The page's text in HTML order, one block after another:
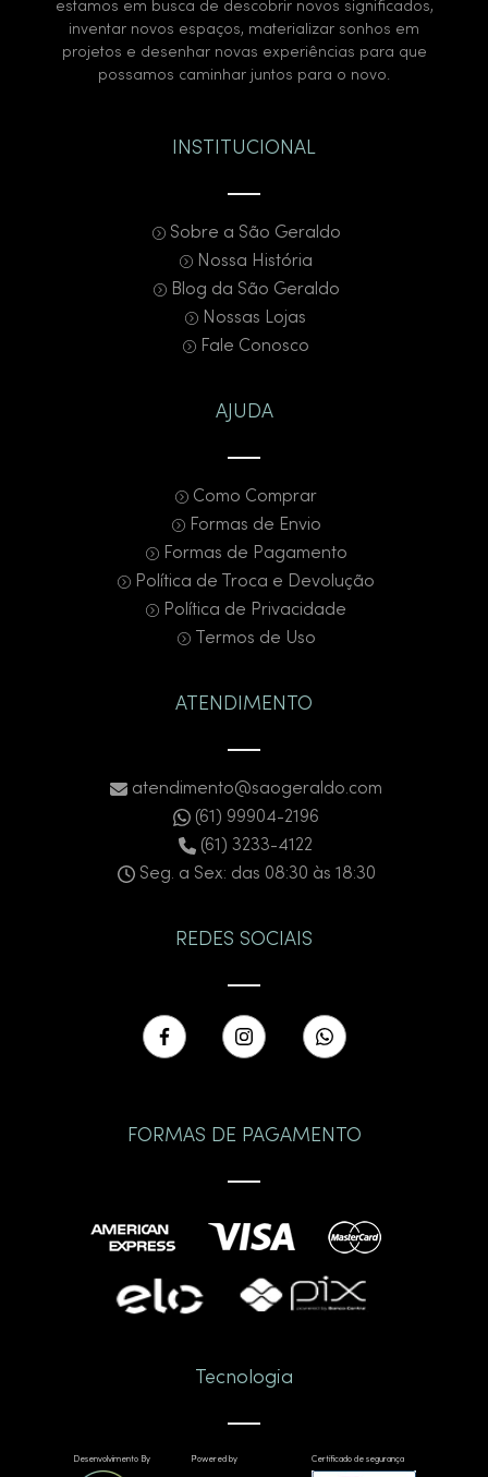
estamos em busca de descobrir novos significados,
inventar novos espaços, materializar sonhos em
projetos e desenhar novas experiências para que
possamos caminhar juntos para o novo.
INSTITUCIONAL
Sobre a São Geraldo
Nossa História
Blog da São Geraldo
Nossas Lojas
Fale Conosco
AJUDA
Como Comprar
Formas de Envio
Formas de Pagamento
Política de Troca e Devolução
Política de Privacidade
Termos de Uso
ATENDIMENTO
atendimento@saogeraldo.com
(61) 99904-2196
(61) 3233-4122
Seg. a Sex: das 08:30 às 18:30
REDES SOCIAIS
FORMAS DE PAGAMENTO
Tecnologia
Desenvolvimento By Powered by Certificado de segurança